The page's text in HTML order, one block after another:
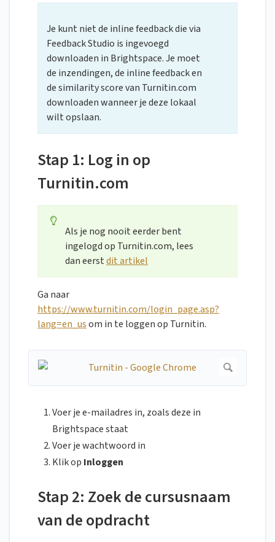
Je kunt niet de inline feedback die via
Feedback Studio is ingevoegd
downloaden in Brightspace. Je moet
de inzendingen, de inline feedback en
de similarity score van Turnitin.com
downloaden wanneer je deze lokaal
wilt opslaan.
Stap 1: Log in op
Turnitin.com
Als je nog nooit eerder bent
ingelogd op Turnitin.com, lees
dan eerstdit artikel
Ga naar
https://www.turnitin.com/login_page.asp?
lang=en_usom in te loggen op Turnitin.
Voer je e-mailadres in, zoals deze in
Brightspace staat
Voer je wachtwoord in
Klik op Inloggen
Stap 2: Zoek de cursusnaam
van de opdracht